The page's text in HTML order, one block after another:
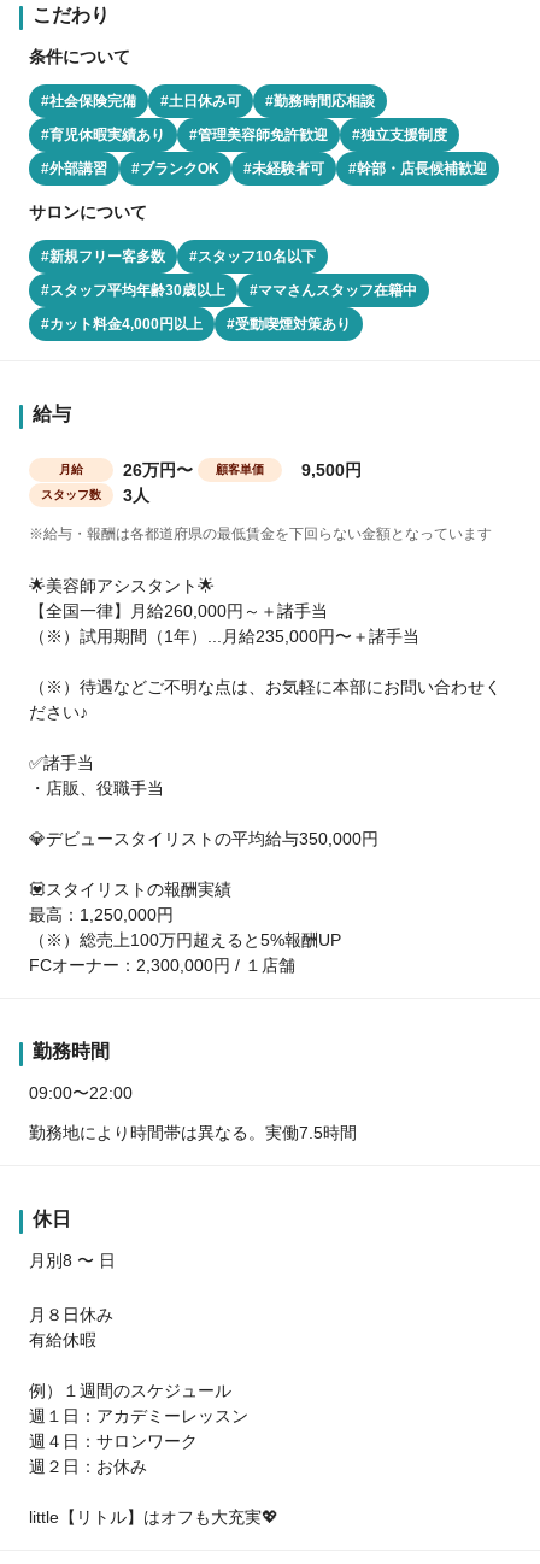
こだわり
条件について
#社会保険完備 #土日休み可
#勤務時間応相談
#育児休暇実績あり
#管理美容師免許歓迎
#独立支援制度
#外部講習
#ブランクOK #未経験者可 #幹部・店長候補歓迎
サロンについて
#新規フリー客多数
#スタッフ10名以下
#スタッフ平均年齢30歳以上
#ママさんスタッフ在籍中
#カット料金4,000円以上
#受動喫煙対策あり
給与
月給 26万円〜 顧客単価 9,500円
スタッフ数 3人
※給与・報酬は各都道府県の最低賃金を下回らない金額となっています
🌟美容師アシスタント🌟
【全国一律】月給260,000円～＋諸手当
（※）試用期間（1年）...月給235,000円〜＋諸手当
（※）待遇などご不明な点は、お気軽に本部にお問い合わせく
ださい♪
✅諸手当
・店販、役職手当
💎デビュースタイリストの平均給与350,000円
💟スタイリストの報酬実績
最高：1,250,000円
（※）総売上100万円超えると5%報酬UP
FCオーナー：2,300,000円 / １店舗
勤務時間
09:00〜22:00
勤務地により時間帯は異なる。実働7.5時間
休日
月別8 〜 日
月８日休み
有給休暇
例）１週間のスケジュール
週１日：アカデミーレッスン
週４日：サロンワーク
週２日：お休み
little【リトル】はオフも大充実💖